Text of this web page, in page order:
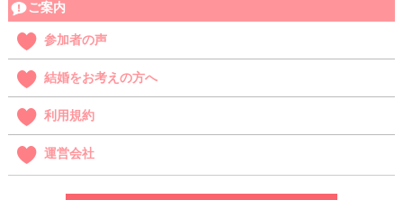
ご案内
参加者の声
結婚をお考えの方へ
利用規約
運営会社